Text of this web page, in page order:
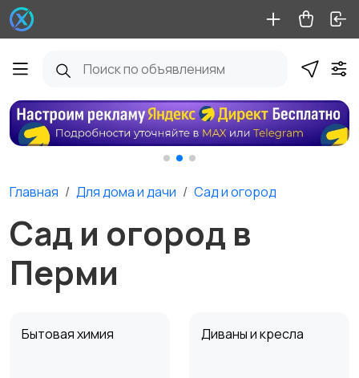
Главная Для дома и дачи Сад и огород
Сад и огород в
Перми
Бытовая химия Диваны и кресла